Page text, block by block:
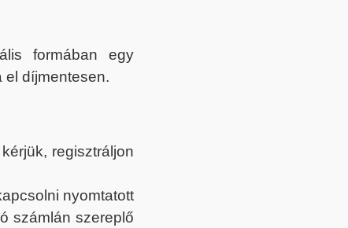
formában egy
el díjmentesen.
regisztráljon
nyomtatott
számlán szereplő